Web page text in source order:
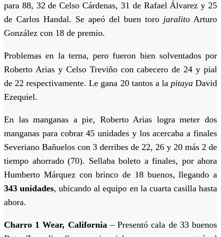
para 88, 32 de Celso Cárdenas, 31 de Rafael Álvarez y 25
de Carlos Handal. Se apeó del buen toro jaralito Arturo
González con 18 de premio.
Problemas en la terna, pero fueron bien solventados por
Roberto Arias y Celso Treviño con cabecero de 24 y pial
de 22 respectivamente. Le gana 20 tantos a la pitayaDavid
Ezequiel.
En las manganas a pie, Roberto Arias logra meter dos
manganas para cobrar 45 unidades y los acercaba a finales
Severiano Bañuelos con 3 derribes de 22, 26 y 20 más 2 de
tiempo ahorrado (70). Sellaba boleto a finales, por ahora
Humberto Márquez con brinco de 18 buenos, llegando a
343 unidades, ubicando al equipo en la cuarta casilla hasta
ahora.
Charro 1 Wear, California– Presentó cala de 33 buenos